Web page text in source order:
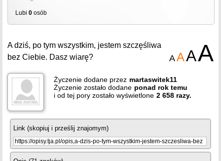
Lubi 0 osób
AAAA
A dziś, po tym wszystkim, jestem szczęśliwa
bez Ciebie. Dasz wiarę?
Życzenie dodane przez martaswitek11
Życzenie zostało dodane ponad rok temu
i od tej pory zostało wyświetlone 2 658 razy.
Link (skopiuj i prześlij znajomym)